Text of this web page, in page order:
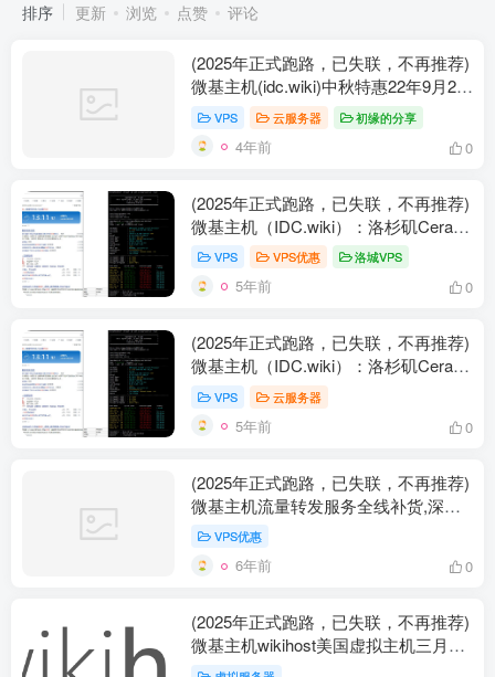
排序 更新 浏览 点赞 评论
(2025年正式跑路，已失联，不再推荐)
微基主机(idc.wiki)中秋特惠22年9月20
日前, 亚洲优化线打折，年付获得某些
双倍快乐
VPS 云服务器 初缘的分享
4年前 0
(2025年正式跑路，已失联，不再推荐)
微基主机（IDC.wiki）：洛杉矶Cera/
月付￥30元起/AMD 5900x/三网联通回
程/1Gbps端口/DDOS防护/KVM
154.208.x.x段奈飞仅解锁自制剧(自行
VPS VPS优惠 洛城VPS
5年前 0
(2025年正式跑路，已失联，不再推荐)
微基主机（IDC.wiki）：洛杉矶Cera/
月付￥30元起/AMD 5900x/三网联通回
程/1Gbps端口/DDOS防护/KVM
154.208.x.x段奈飞仅解锁自制剧
VPS 云服务器
5年前 0
(2025年正式跑路，已失联，不再推荐)
微基主机流量转发服务全线补货,深港
IPLC/莞港IPLC/日苏IPLC/京德IPLC,按
量付费,
VPS优惠
6年前 0
(2025年正式跑路，已失联，不再推荐)
微基主机wikihost美国虚拟主机三月促
销/终身三折/洛杉矶CERA机房CN2